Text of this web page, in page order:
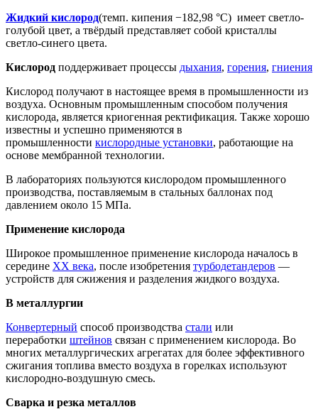
Жидкий кислород(темп. кипения −182,98 °C) имеет светло-
голубой цвет, а твёрдый представляет собой кристаллы
светло-синего цвета.
Кислород поддерживает процессы дыхания, горения, гниения
Кислород получают в настоящее время в промышленности из
воздуха. Основным промышленным способом получения
кислорода, является криогенная ректификация. Также хорошо
известны и успешно применяются в
промышленности кислородные установки, работающие на
основе мембранной технологии.
В лабораториях пользуются кислородом промышленного
производства, поставляемым в стальных баллонах под
давлением около 15 МПа.
Применение кислорода
Широкое промышленное применение кислорода началось в
середине XX века, после изобретения турбодетандеров —
устройств для сжижения и разделения жидкого воздуха.
В металлургии
Конвертерный способ производства стали или
переработки штейнов связан с применением кислорода. Во
многих металлургических агрегатах для более эффективного
сжигания топлива вместо воздуха в горелках используют
кислородно-воздушную смесь.
Сварка и резка металлов